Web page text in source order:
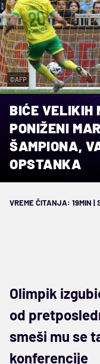
©AFP
BIĆE VELIKIH
PONIŽENI
ŠAMPIONA,
OPSTANKA
VREME ČITANJA: 19MIN |
Olimpik
od
smeši mu se
konferencije